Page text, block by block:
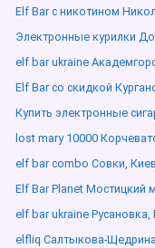
Elf Bar с никотином
Электронные курилки
elf bar ukraine
Elf Bar со скидкой
Купить электронные
lost mary 10000
elf bar combo Совки, Киев
Elf Bar Planet Мостицкий
elf bar ukraine Русановка,
elfliq Салтыкова-